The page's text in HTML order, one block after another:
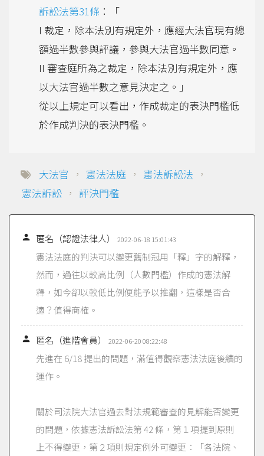
訴訟法第31條 ：「
I 裁定，除本法別有規定外，應經大法官現有總
額過半數參與評議，參與大法官過半數同意。
II 審查庭所為之裁定，除本法別有規定外，應
以大法官過半數之意見決定之。」
從以上規定可以看出，作成裁定的表決門檻低
於作成判決的表決門檻。
大法官 ， 憲法法庭 ， 憲法訴訟法 ，
憲法訴訟 ， 評決門檻
 匿名（認證法律人） 2022-06-18 15:01:43
憲法法庭的判決可以變更舊制冠用「釋」字的解釋，
然而，過往以較高比例（人數門檻）作成的憲法解
釋，如今卻以較低比例便能予以推翻，這樣是否合
適？值得商榷。
 匿名（進階會員） 2022-06-20 08:22:48
先進在 6/18 提出的問題，滿值得觀察憲法法庭後續的
運作。
關於司法院大法官過去對法規範審查的見解能否變更
的問題，依據憲法訴訟法第 42 條，第１項提到原則
上不得變更，第２項則規定例外可變更：「各法院、